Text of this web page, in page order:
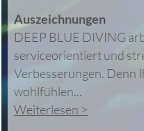
Auszeichnungen
DEEP BLUE DIVING
serviceorientiert und
Verbesserungen. Denn
wohlfühlen...
Weiterlesen >